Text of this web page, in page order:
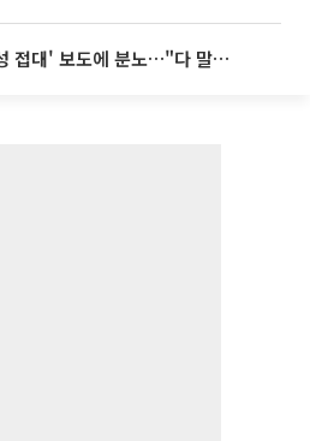
박문성, 축구협회 '성 접대' 보도에 분노…"다 말아먹으려고 작정했나"